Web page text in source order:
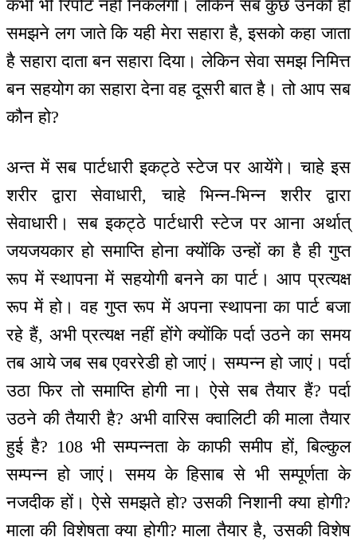
कभी भी रिपोर्ट नहीं निकलेगी। लेकिन सब कुछ उनको ही
समझने लग जाते कि यही मेरा सहारा है, इसको कहा जाता
है सहारा दाता बन सहारा दिया। लेकिन सेवा समझ निमित्त
बन सहयोग का सहारा देना वह दूसरी बात है। तो आप सब
कौन हो?
अन्त में सब पार्टधारी इकट्ठे स्टेज पर आयेंगे। चाहे इस
शरीर द्वारा सेवाधारी, चाहे भिन्न-भिन्न शरीर द्वारा
सेवाधारी। सब इकट्ठे पार्टधारी स्टेज पर आना अर्थात्
जयजयकार हो समाप्ति होना क्योंकि उन्हों का है ही गुप्त
रूप में स्थापना में सहयोगी बनने का पार्ट। आप प्रत्यक्ष
रूप में हो। वह गुप्त रूप में अपना स्थापना का पार्ट बजा
रहे हैं, अभी प्रत्यक्ष नहीं होंगे क्योंकि पर्दा उठने का समय
तब आये जब सब एवररेडी हो जाएं। सम्पन्न हो जाएं। पर्दा
उठा फिर तो समाप्ति होगी ना। ऐसे सब तैयार हैं? पर्दा
उठने की तैयारी है? अभी वारिस क्वालिटी की माला तैयार
हुई है? 108 भी सम्पन्नता के काफी समीप हों, बिल्कुल
सम्पन्न हो जाएं। समय के हिसाब से भी सम्पूर्णता के
नजदीक हों। ऐसे समझते हो? उसकी निशानी क्या होगी?
माला की विशेषता क्या होगी? माला तैयार है, उसकी विशेष